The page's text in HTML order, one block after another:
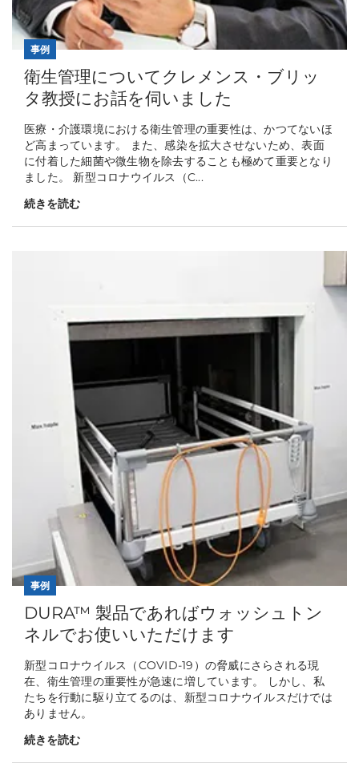
事例
衛生管理についてクレメンス・ブリッ
タ教授にお話を伺いました
医療・介護環境における衛生管理の重要性は、かつてないほ
ど高まっています。 また、感染を拡大させないため、表面
に付着した細菌や微生物を除去することも極めて重要となり
ました。 新型コロナウイルス（C...
続きを読む
事例
DURA™ 製品であればウォッシュトン
ネルでお使いいただけます
新型コロナウイルス（COVID-19）の脅威にさらされる現
在、衛生管理の重要性が急速に増しています。 しかし、私
たちを行動に駆り立てるのは、新型コロナウイルスだけでは
ありません。
続きを読む